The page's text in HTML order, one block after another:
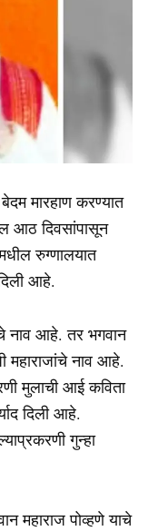
मारहाण करण्यात
आठ दिवसांपासून
रुग्णालयात
आहे.
नाव आहे. तर भगवान
महाराजांचे नाव आहे.
मुलाची आई कविता
दिली आहे.
गुन्हा
महाराज पोव्हणे याचे